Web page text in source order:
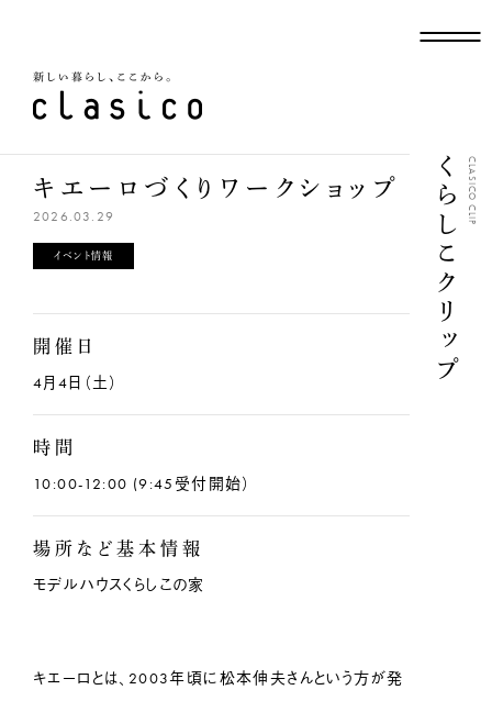
くらしこクリップCLASICO CLIP
キエーロづくりワークショップ
2026.03.29
イベント情報
開催日
4月4日（土）
時間
10:00-12:00 (9:45受付開始）
場所など基本情報
モデルハウスくらしこの家
キエーロとは、2003年頃に松本伸夫さんという方が発